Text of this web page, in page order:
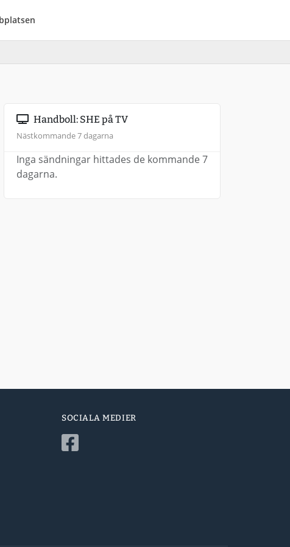
Handboll: SHE på TV
Nästkommande 7 dagarna
Inga sändningar hittades de kommande 7
dagarna.
SOCIALA MEDIER